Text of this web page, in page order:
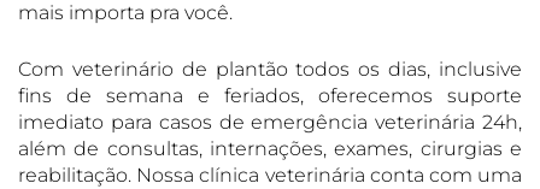
mais importa pra você.
Com veterinário de plantão todos os dias, inclusive
fins de semana e feriados, oferecemos suporte
imediato para casos de emergência veterinária 24h,
além de consultas, internações, exames, cirurgias e
reabilitação. Nossa clínica veterinária conta com uma